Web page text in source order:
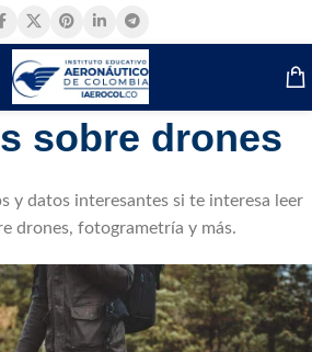
sobre drones
y datos interesantes si te interesa leer
drones, fotogrametría y más.